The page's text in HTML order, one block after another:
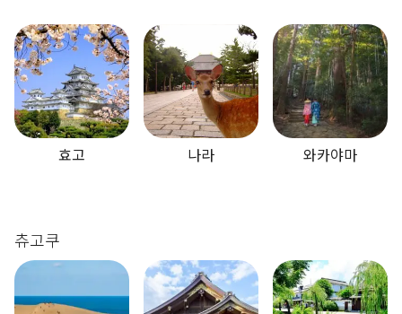
효고 나라 와카야마
츄고쿠